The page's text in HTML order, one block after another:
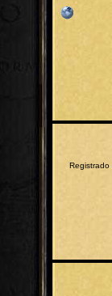
Registrado